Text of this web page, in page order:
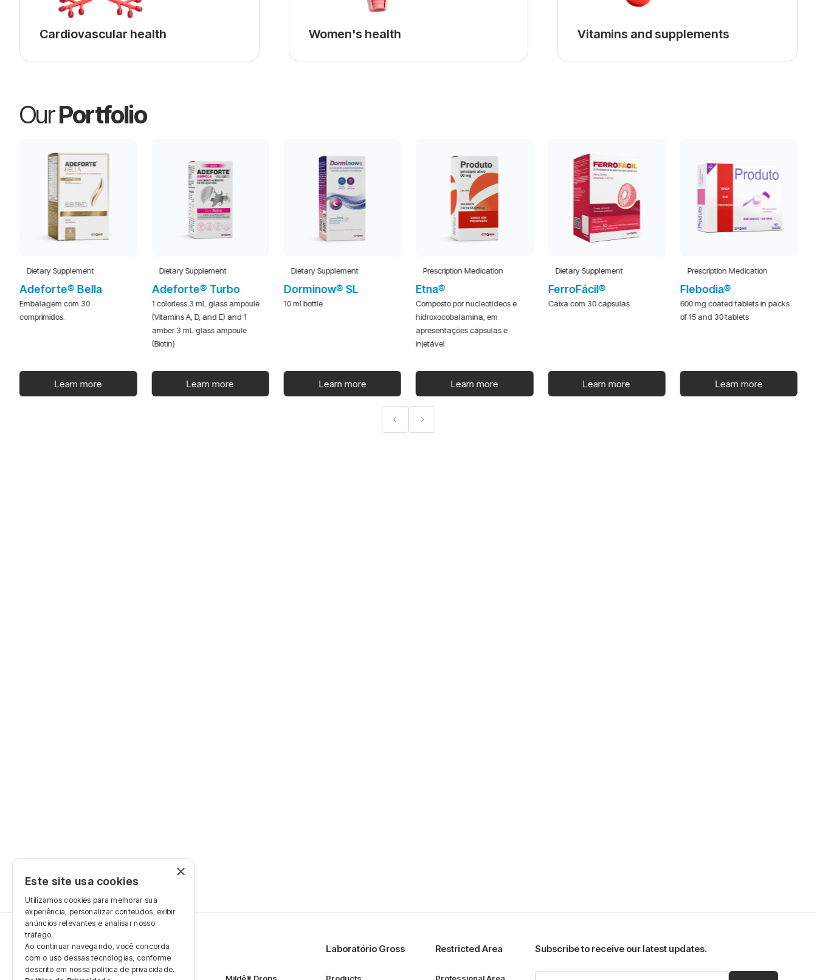
Cardiovascular health Women's health Vitamins and supplements
OurPortfolio
Dietary Supplement
Adeforte® Bella
Embalagem com 30
comprimidos.
Learn more
Dietary Supplement
Adeforte® Turbo
1 colorless 3 mL glass ampoule
(Vitamins A, D, and E) and 1
amber 3 mL glass ampoule
(Biotin)
Learn more
Dietary Supplement
Dorminow® SL
10 ml bottle
Learn more
Prescription Medication
Etna®
Composto por nucleotídeos e
hidroxocobalamina, em
apresentações cápsulas e
injetável
Learn more
Dietary Supplement
FerroFácil®
Caixa com 30 cápsulas
Learn more
Prescription Medication
Flebodia®
600 mg coated tablets in packs
of 15 and 30 tablets
Learn more
Products Laboratório Gross Restricted Area Subscribe to receive our latest updates.
×
Este site usa cookies
Utilizamos cookies para melhorar sua
experiência, personalizar conteúdos, exibir
anúncios relevantes e analisar nosso
tráfego.
Ao continuar navegando, você concorda
com o uso dessas tecnologias, conforme
descrito em nossa política de privacidade.